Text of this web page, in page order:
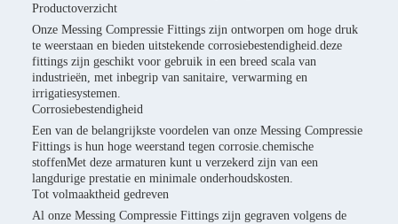
Productoverzicht
Onze Messing Compressie Fittings zijn ontworpen om hoge druk
te weerstaan en bieden uitstekende corrosiebestendigheid.deze
fittings zijn geschikt voor gebruik in een breed scala van
industrieën, met inbegrip van sanitaire, verwarming en
irrigatiesystemen.
Corrosiebestendigheid
Een van de belangrijkste voordelen van onze Messing Compressie
Fittings is hun hoge weerstand tegen corrosie.chemische
stoffenMet deze armaturen kunt u verzekerd zijn van een
langdurige prestatie en minimale onderhoudskosten.
Tot volmaaktheid gedreven
Al onze Messing Compressie Fittings zijn gegraven volgens de